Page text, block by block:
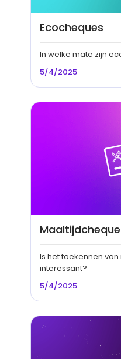
Ecocheques
In welke mate zijn
5/4/2025
Is het toekennen
interessant?
5/4/2025